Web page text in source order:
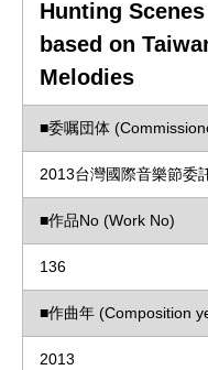
Hunting
based on
Melodies
■委嘱団体
2013台灣國際音樂節委
■作品No (Work No)
136
■作曲年 (Composition
2013